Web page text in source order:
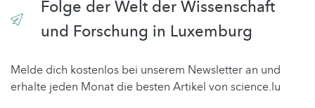
Folge der Welt der Wissenschaft
und Forschung in Luxemburg
Melde dich kostenlos bei unserem Newsletter an und
erhalte jeden Monat die besten Artikel von science.lu